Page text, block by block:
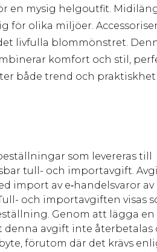
en mysig helgoutfit.
olika miljöer.
livfulla blommönstret.
komfort och stil,
både trend och praktiskhet
som levereras till
tull- och importavgift.
import av e‑handelsvaror av
och importavgiften visas
Genom att lägga en
avgift inte återbetalas
förutom där det krävs